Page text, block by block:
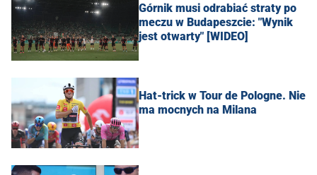
Górnik musi odrabiać straty po
meczu w Budapeszcie: "Wynik
jest otwarty" [WIDEO]
Hat-trick w Tour de Pologne. Nie
ma mocnych na Milana